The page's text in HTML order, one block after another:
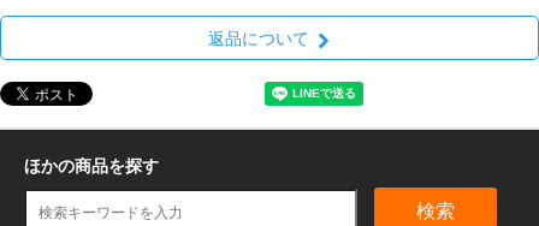
返品について
ほかの商品を探す
検索